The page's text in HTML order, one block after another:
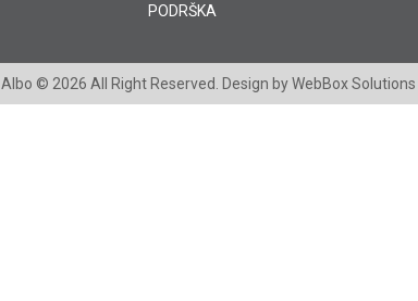
PODRŠKA
Albo © 2026 All Right Reserved. Design byWebBox Solutions